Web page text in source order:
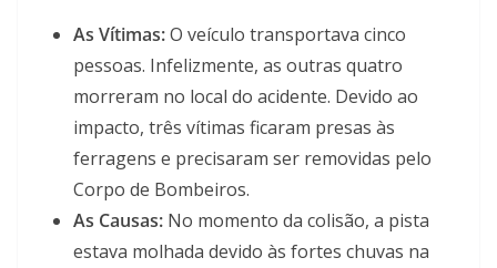
As Vítimas:O veículo transportava cinco
pessoas. Infelizmente, as outras quatro
morreram no local do acidente. Devido ao
impacto, três vítimas ficaram presas às
ferragens e precisaram ser removidas pelo
Corpo de Bombeiros.
As Causas: No momento da colisão, a pista
estava molhada devido às fortes chuvas na